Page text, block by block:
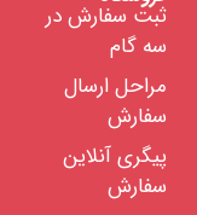
الیاف
ویسکوز
الیاف
استات
رنگرزی
الیاف
خدمات
آزمایشگاهی
ثبت سفارش در
سه گام
مراحل ارسال
سفارش
پیگری آنلاین
سفارش